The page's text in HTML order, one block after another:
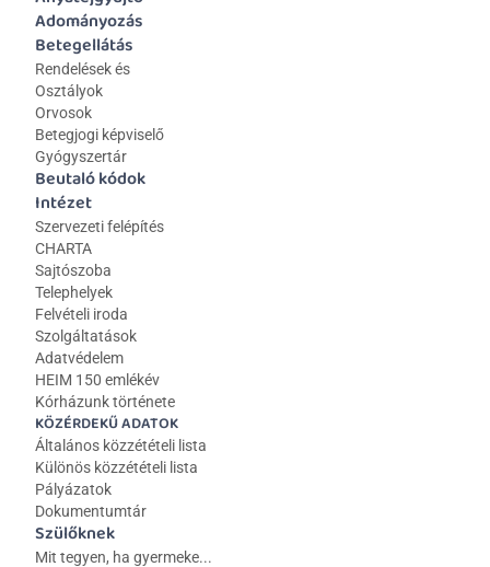
Adományozás
Betegellátás
Rendelések és
Osztályok
Orvosok
Betegjogi képviselő
Gyógyszertár
Beutaló kódok
Intézet
Szervezeti felépítés
CHARTA
Sajtószoba
Telephelyek
Felvételi iroda
Szolgáltatások
Adatvédelem
HEIM 150 emlékév
Kórházunk története
KÖZÉRDEKŰ ADATOK
Általános közzétételi lista
Különös közzétételi lista
Pályázatok
Dokumentumtár
Szülőknek
Mit tegyen, ha gyermeke...